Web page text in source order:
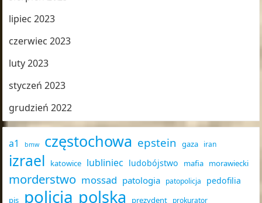
lipiec 2023
czerwiec 2023
luty 2023
styczeń 2023
grudzień 2022
a1 bmw częstochowa epstein gaza iran
izrael katowice lubliniec ludobójstwo mafia morawiecki
morderstwo mossad patologia patopolicja pedofilia
pis policja polska prezydent prokurator